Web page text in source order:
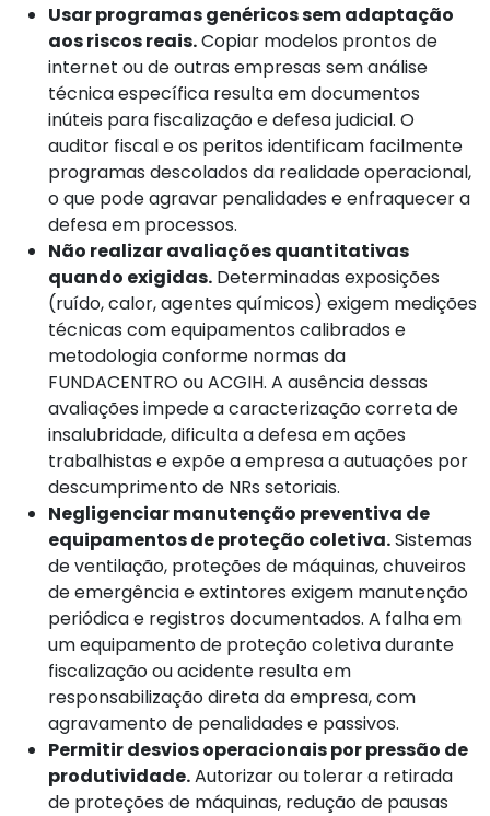
Usar programas genéricos sem adaptação
aos riscos reais.Copiar modelos prontos de
internet ou de outras empresas sem análise
técnica específica resulta em documentos
inúteis para fiscalização e defesa judicial. O
auditor fiscal e os peritos identificam facilmente
programas descolados da realidade operacional,
o que pode agravar penalidades e enfraquecer a
defesa em processos.
Não realizar avaliações quantitativas
quando exigidas. Determinadas exposições
(ruído, calor, agentes químicos) exigem medições
técnicas com equipamentos calibrados e
metodologia conforme normas da
FUNDACENTRO ou ACGIH. A ausência dessas
avaliações impede a caracterização correta de
insalubridade, dificulta a defesa em ações
trabalhistas e expõe a empresa a autuações por
descumprimento de NRs setoriais.
Negligenciar manutenção preventiva de
equipamentos de proteção coletiva.Sistemas
de ventilação, proteções de máquinas, chuveiros
de emergência e extintores exigem manutenção
periódica e registros documentados. A falha em
um equipamento de proteção coletiva durante
fiscalização ou acidente resulta em
responsabilização direta da empresa, com
agravamento de penalidades e passivos.
Permitir desvios operacionais por pressão de
produtividade.Autorizar ou tolerar a retirada
de proteções de máquinas, redução de pausas